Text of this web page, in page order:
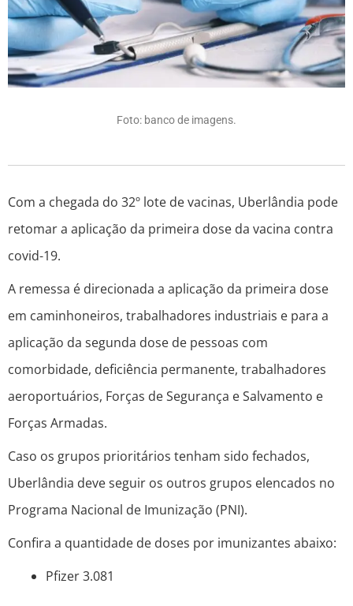
Foto: banco de imagens.
Com a chegada do 32º lote de vacinas, Uberlândia pode
retomar a aplicação da primeira dose da vacina contra
covid-19.
A remessa é direcionada a aplicação da primeira dose
em caminhoneiros, trabalhadores industriais e para a
aplicação da segunda dose de pessoas com
comorbidade, deficiência permanente, trabalhadores
aeroportuários, Forças de Segurança e Salvamento e
Forças Armadas.
Caso os grupos prioritários tenham sido fechados,
Uberlândia deve seguir os outros grupos elencados no
Programa Nacional de Imunização (PNI).
Confira a quantidade de doses por imunizantes abaixo:
Pfizer 3.081